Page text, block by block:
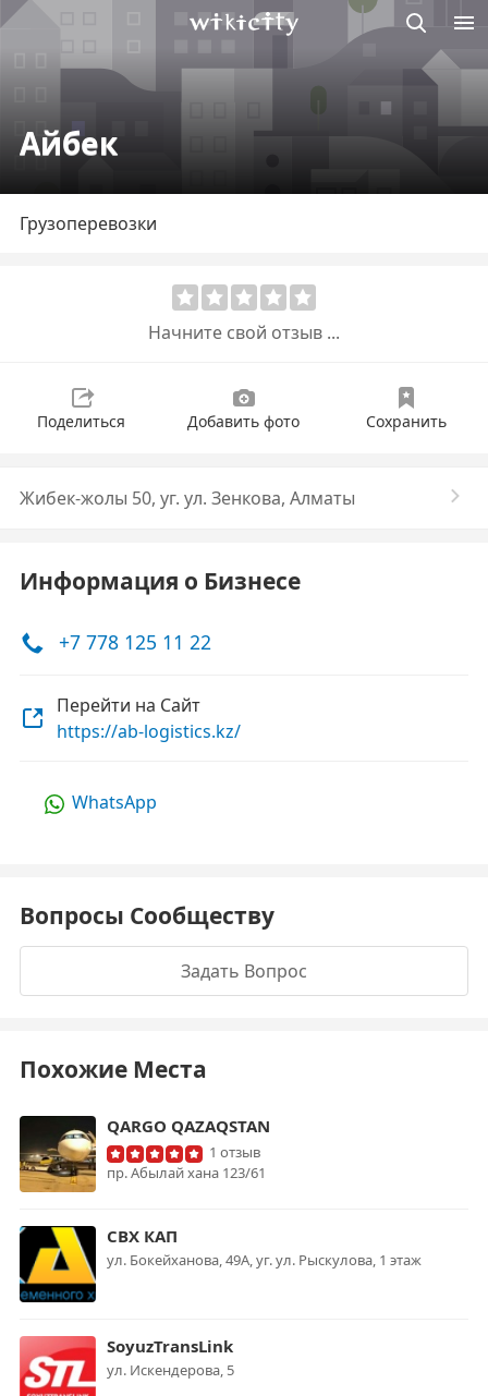
Айбек
Грузоперевозки
Начните свой отзыв ...
Поделиться Добавить фото Сохранить
Жибек-жолы 50, уг. ул. Зенкова, Алматы
Информация о Бизнесе
+7 778 125 11 22
Перейти на Сайт
https://ab-logistics.kz/
WhatsApp
Вопросы Сообществу
Задать Вопрос
Похожие Места
QARGO QAZAQSTAN
1 отзыв
пр. Абылай хана 123/61
СВХ КАП
ул. Бокейханова, 49А, уг. ул. Рыскулова, 1 этаж
SoyuzTransLink
ул. Искендерова, 5